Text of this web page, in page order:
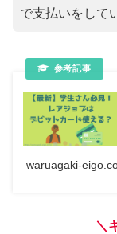
で支払いをして
waruagaki-
＼